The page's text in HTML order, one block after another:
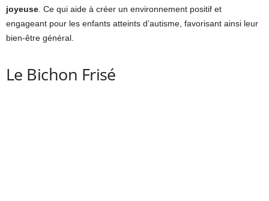
joyeuse . Ce qui aide à créer un environnement positif et
engageant pour les enfants atteints d’autisme, favorisant ainsi leur
bien-être général.
Le Bichon Frisé